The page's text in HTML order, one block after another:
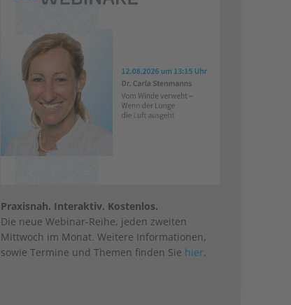
Praxisnah. Interaktiv. Kostenlos.
Die neue Webinar-Reihe, jeden zweiten
Mittwoch im Monat. Weitere Informationen,
sowie Termine und Themen finden Sie hier.